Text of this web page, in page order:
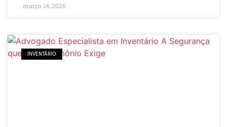
março 14, 2026
INVENTÁRIO